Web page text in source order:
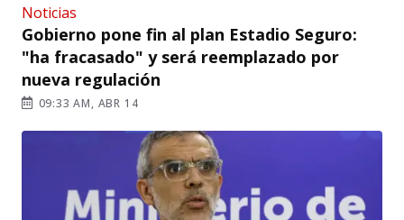
Noticias
Gobierno pone fin al plan Estadio Seguro:
"ha fracasado" y será reemplazado por
nueva regulación
09:33 AM, ABR 14